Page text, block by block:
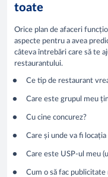
toate
Orice plan de afaceri
aspecte pentru a avea
câteva întrebări care să te
restaurantului.
Ce tip de restaurant
Care este grupul meu
Cu cine concurez?
Care și unde va fi locația
Care este USP-ul meu
Cum o să fac